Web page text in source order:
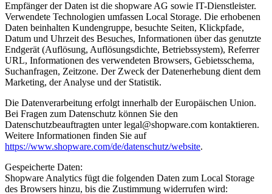
Empfänger der Daten ist die shopware AG sowie IT-Dienstleister.
Verwendete Technologien umfassen Local Storage. Die erhobenen
Daten beinhalten Kundengruppe, besuchte Seiten, Klickpfade,
Datum und Uhrzeit des Besuches, Informationen über das genutzte
Endgerät (Auflösung, Auflösungsdichte, Betriebssystem), Referrer
URL, Informationen des verwendeten Browsers, Gebietsschema,
Suchanfragen, Zeitzone. Der Zweck der Datenerhebung dient dem
Marketing, der Analyse und der Statistik.
Die Datenverarbeitung erfolgt innerhalb der Europäischen Union.
Bei Fragen zum Datenschutz können Sie den
Datenschutzbeauftragten unter legal@shopware.com kontaktieren.
Weitere Informationen finden Sie auf
https://www.shopware.com/de/datenschutz/website.
Gespeicherte Daten:
Shopware Analytics fügt die folgenden Daten zum Local Storage
des Browsers hinzu, bis die Zustimmung widerrufen wird: